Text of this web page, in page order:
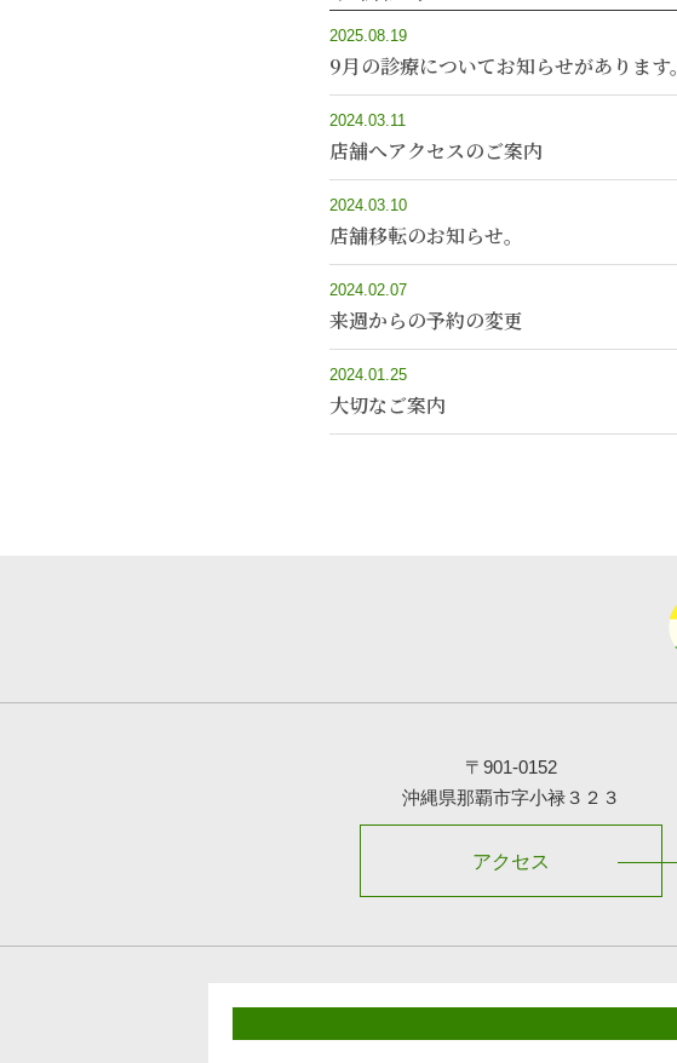
2025.08.19
9月の診療についてお知らせがあります。
2024.03.11
店舗へアクセスのご案内
2024.03.10
店舗移転のお知らせ。
2024.02.07
来週からの予約の変更
2024.01.25
大切なご案内
〒901-0152
沖縄県那覇市字小禄３２３
アクセス